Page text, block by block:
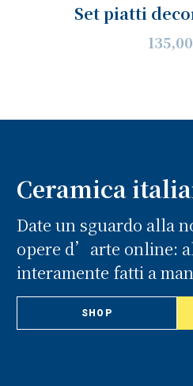
Set piatti
Ceramica
Date un sguardo alla
opere d’arte online:
interamente fatti a
SHOP